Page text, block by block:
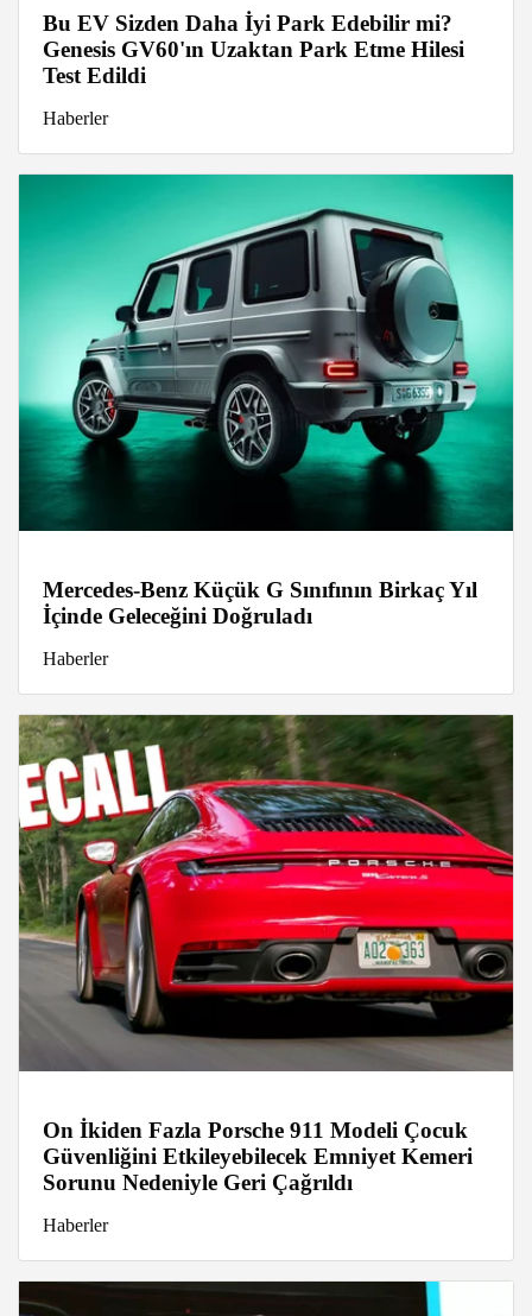
Bu EV Sizden Daha İyi Park Edebilir mi?
Genesis GV60'ın Uzaktan Park Etme Hilesi
Test Edildi
Haberler
Mercedes-Benz Küçük G Sınıfının Birkaç Yıl
İçinde Geleceğini Doğruladı
Haberler
On İkiden Fazla Porsche 911 Modeli Çocuk
Güvenliğini Etkileyebilecek Emniyet Kemeri
Sorunu Nedeniyle Geri Çağrıldı
Haberler